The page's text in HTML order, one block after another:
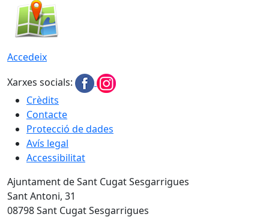
Accedeix
Xarxes socials:
Crèdits
Contacte
Protecció de dades
Avís legal
Accessibilitat
Ajuntament de Sant Cugat Sesgarrigues
Sant Antoni, 31
08798 Sant Cugat Sesgarrigues